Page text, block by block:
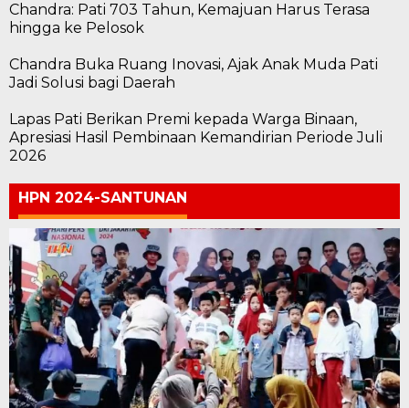
Chandra: Pati 703 Tahun, Kemajuan Harus Terasa
hingga ke Pelosok
Chandra Buka Ruang Inovasi, Ajak Anak Muda Pati
Jadi Solusi bagi Daerah
Lapas Pati Berikan Premi kepada Warga Binaan,
Apresiasi Hasil Pembinaan Kemandirian Periode Juli
2026
HPN 2024-SANTUNAN